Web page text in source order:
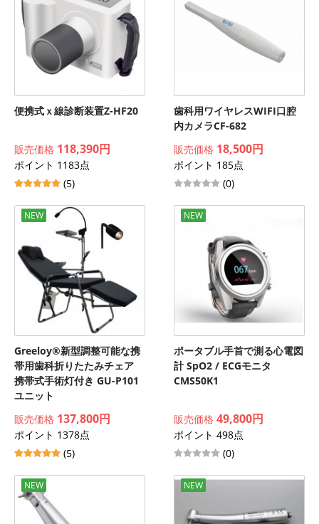
便携式ｘ線診断装置Z-HF20
販売価格 118,390円
ポイント 1183点
(5)
歯科用ワイヤレスWIFI口腔
内カメラCF-682
販売価格 18,500円
ポイント 185点
(0)
NEW
Greeloy®新型調整可能な携
帯用歯科折りたたみチェア
携帯式手術灯付き GU-P101
ユニット
販売価格 137,800円
ポイント 1378点
(5)
NEW
ポータブル手首で測る心電図
計 SpO2 / ECGモニタ
CMS50K1
販売価格 49,800円
ポイント 498点
(0)
NEW NEW